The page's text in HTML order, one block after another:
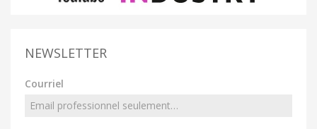
NEWSLETTER
Courriel